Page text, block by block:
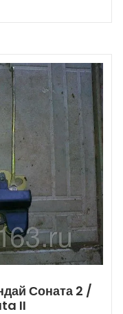
Соната 2 /
II